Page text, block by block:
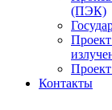
(ПЭК)
Проект
Контакты